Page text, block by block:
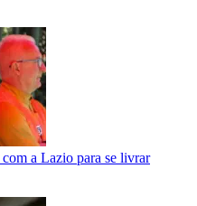
a Lazio para se livrar